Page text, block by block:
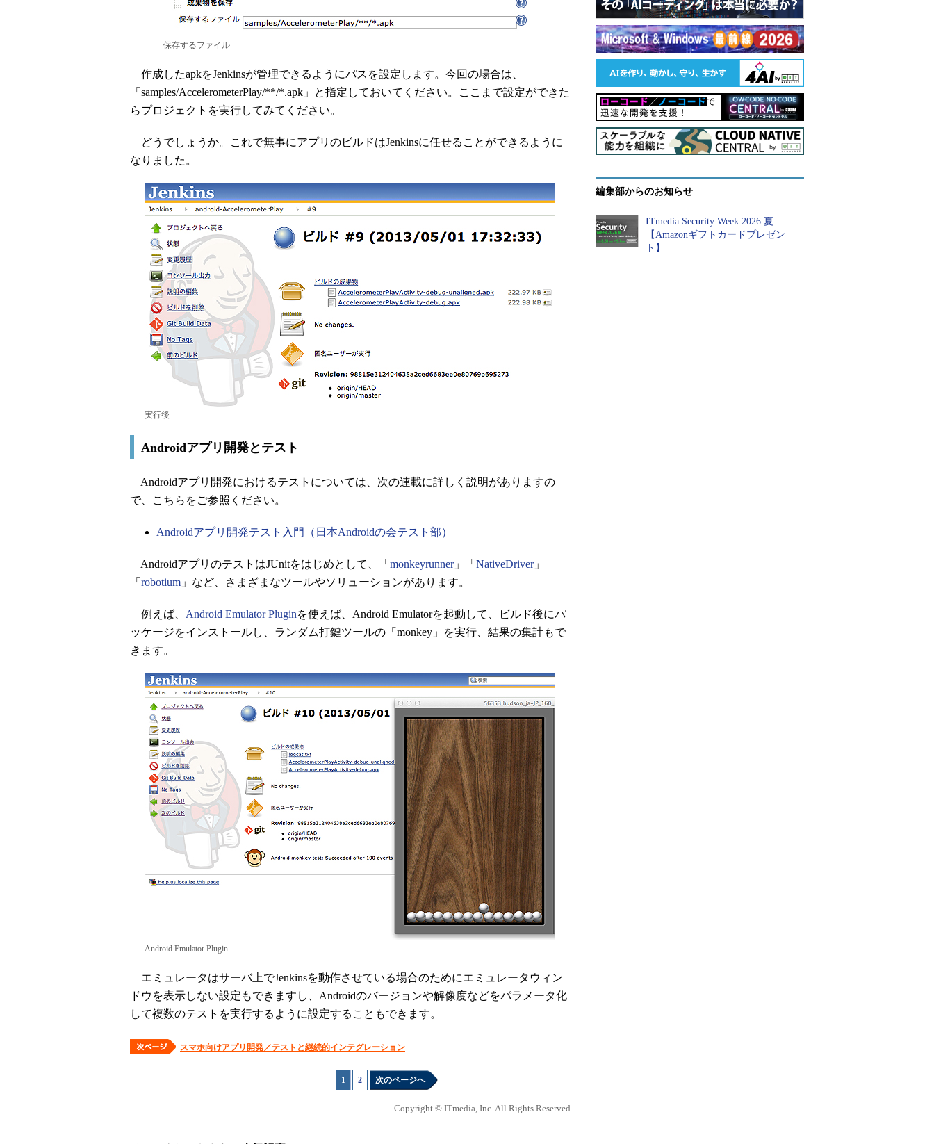
保存するファイル
作成したapkをJenkinsが管理できるようにパスを設定します。今回の場合は、
「samples/AccelerometerPlay/**/*.apk」と指定しておいてください。ここまで設定ができた
らプロジェクトを実行してみてください。
どうでしょうか。これで無事にアプリのビルドはJenkinsに任せることができるように
なりました。
実行後
Androidアプリ開発とテスト
Androidアプリ開発におけるテストについては、次の連載に詳しく説明がありますの
で、こちらをご参照ください。
Androidアプリ開発テスト入門（日本Androidの会テスト部）
AndroidアプリのテストはJUnitをはじめとして、「 monkeyrunner」「 NativeDriver」
「 robotium 」など、さまざまなツールやソリューションがあります。
例えば、 Android Emulator Pluginを使えば、Android Emulatorを起動して、ビルド後にパ
ッケージをインストールし、ランダム打鍵ツールの「monkey」を実行、結果の集計もで
きます。
Android Emulator Plugin
エミュレータはサーバ上でJenkinsを動作させている場合のためにエミュレータウィン
ドウを表示しない設定もできますし、Androidのバージョンや解像度などをパラメータ化
して複数のテストを実行するように設定することもできます。
スマホ向けアプリ開発／テストと継続的インテグレーション
1 2 次のページへ
Copyright © ITmedia, Inc. All Rights Reserved.
編集部からのお知らせ
ITmedia Security Week 2026 夏
【Amazonギフトカードプレゼン
ト】